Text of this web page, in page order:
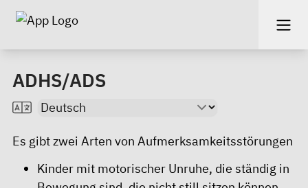
ADHS/ADS
Es gibt zwei Arten von Aufmerksamkeitsstörungen
Kinder mit motorischer Unruhe, die ständig in